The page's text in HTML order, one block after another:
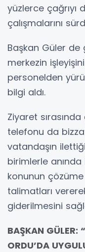
yüzlerce çağrıyı
çalışmalarını
Başkan Güler
merkezin
personelden
bilgi aldı.
Ziyaret
telefonu da
vatandaşın
birimlerle
konunun
talimatları
giderilmesini
BAŞKAN GÜLER:
ORDU’DA